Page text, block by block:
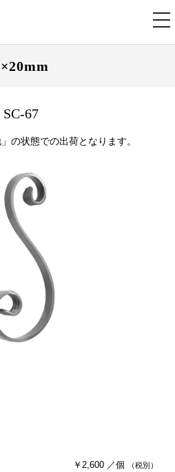
SC-67
の状態での出荷となります。
￥2,600 ／個 （税別）